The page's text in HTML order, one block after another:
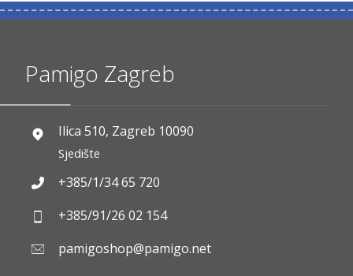
Pamigo Zagreb
Ilica 510, Zagreb 10090
Sjedište
+385/1/34 65 720
+385/91/26 02 154
pamigoshop@pamigo.net